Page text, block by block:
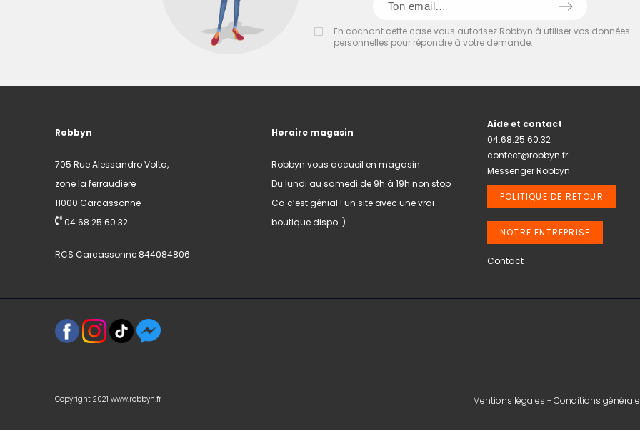
En cochant cette case vous autorisez Robbyn à utiliser vos données
personnelles pour répondre à votre demande.
Robbyn
705 Rue Alessandro Volta,
zone la ferraudiere
11000 Carcassonne
04 68 25 60 32
RCS Carcassonne 844084806
Horaire magasin
Robbyn vous accueil en magasin
Du lundi au samedi de 9h à 19h non stop
Ca c’est génial ! un site avec une vrai
boutique dispo :)
Aide et contact
04.68.25.60.32
contect@robbyn.fr
Messenger Robbyn
POLITIQUE DE RETOUR
NOTRE ENTREPRISE
Contact
Copyright 2021 www.robbyn.fr Mentions légales - Conditions